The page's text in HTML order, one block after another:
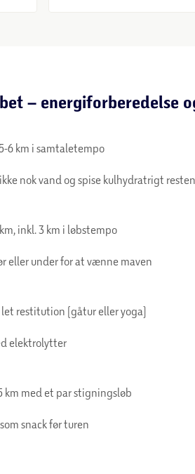
– energiforberedelse
6 km i samtaletempo
nok vand og spise kulhydratrigt
inkl. 3 km i løbstempo
eller under for at vænne maven
restitution (gåtur eller yoga)
elektrolytter
km med et par stigningsløb
snack før turen